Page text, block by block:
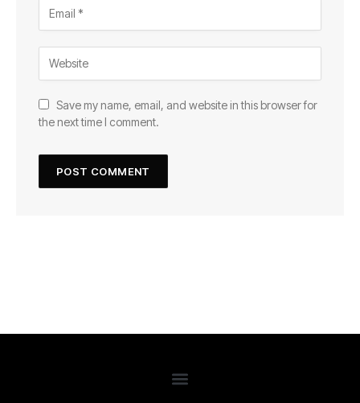
Save my name, email, and website in this browser for
the next time I comment.